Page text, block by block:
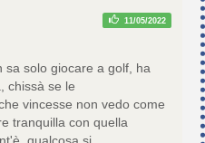
11/05/2022
sa solo giocare a golf, ha
chissà se le
vincesse non vedo come
tranquilla con quella
qualcosa si